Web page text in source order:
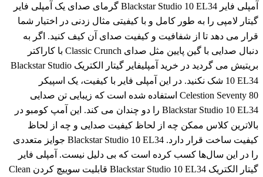
آمپلی فایر Blackstar Studio 10 EL34 گرمای صدای یک آمپلی فایر
گیتار لامپی را به طور کامل و با کیفیتی مثال زدنی در اختیار شما
قرار می دهد تا از شفافیت و کیفیت صدای آن کیف کنید. اگر به
دنبال صدایی با گین پایین مثل صدای Classic Crunch با کاراکتر
بریتیش می گردید در خرید آمپلیفایر گیتار الکتریک Blackstar Studio
10 EL34 شک نکنید. در این آمپلی فایر با کیفیت، یک اسپیکر
Celestion Seventy 80 استفاده شده است که زیبایی تن صدایی
Blackstar Studio 10 EL34 را دو چندان می کند. این آمپ کومبو در
بالاترین کلاس ممکن چه از لحاظ کیفیت صدایی و چه از لحاظ
کیفیت ساخت قرار دارد. Blackstar Studio 10 EL34 جوایز متعددی
را در این سال‌ها کسب کرده است که بی دلیل نیست. آمپلی فایر
گیتار الکتریک Blackstar Studio 10 EL34 قابلیت سوییچ کردن Clean